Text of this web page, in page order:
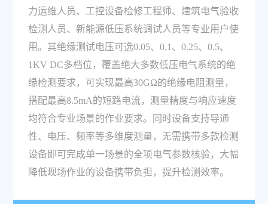
力运维人员、工控设备检修工程师、建筑电气验收
检测人员、新能源低压系统调试人员等专业用户使
用。其绝缘测试电压可选0.05、0.1、0.25、0.5、
1KV DC多档位，覆盖绝大多数低压电气系统的绝
缘检测要求，可实现最高30GΩ的绝缘电阻测量，
搭配最高8.5mA的短路电流，测量精度与响应速度
均符合专业场景的作业要求。同时设备支持导通
性、电压、频率等多维度测量，无需携带多款检测
设备即可完成单一场景的全项电气参数核验，大幅
降低现场作业的设备携带负担，提升检测效率。